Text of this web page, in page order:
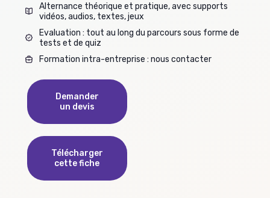
Alternance théorique et pratique, avec supports
vidéos, audios, textes, jeux
Evaluation : tout au long du parcours sous forme de
tests et de quiz
Formation intra-entreprise : nous contacter
Demander
un devis
Télécharger
cette fiche